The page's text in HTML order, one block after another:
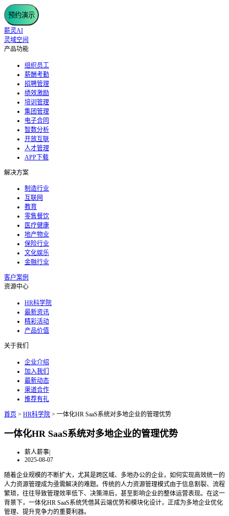
预约演示
薪灵AI
灵域空间
产品功能
组织员工
薪酬考勤
招聘管理
绩效激励
培训管理
集团管理
电子合同
智数分析
开放互联
人才管理
APP下载
解决方案
制造行业
互联网
教育
零售餐饮
医疗健康
地产物业
保险行业
文化娱乐
金融行业
客户案例
资源中心
HR科学院
最新资讯
精彩活动
产品价值
关于我们
企业介绍
加入我们
最新动态
渠道合作
推荐有礼
首页 > HR科学院 > 一体化HR SaaS系统对多地企业的管理优势
一体化HR SaaS系统对多地企业的管理优势
薪人薪事|
2025-08-07
随着企业规模的不断扩大，尤其是跨区域、多地办公的企业，如何实现高效统一的
人力资源管理成为亟需解决的难题。传统的人力资源管理模式由于信息割裂、流程
繁琐，往往导致管理效率低下、决策滞后，甚至影响企业的整体运营表现。在这一
背景下，一体化HR SaaS系统凭借其云端优势和模块化设计，正成为多地企业优化
管理、提升竞争力的重要利器。